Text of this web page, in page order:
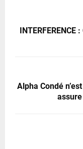
Alpha Condé